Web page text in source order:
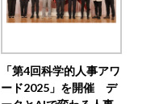
「第4回科学的人事アワ
ード2025」を開催 デ